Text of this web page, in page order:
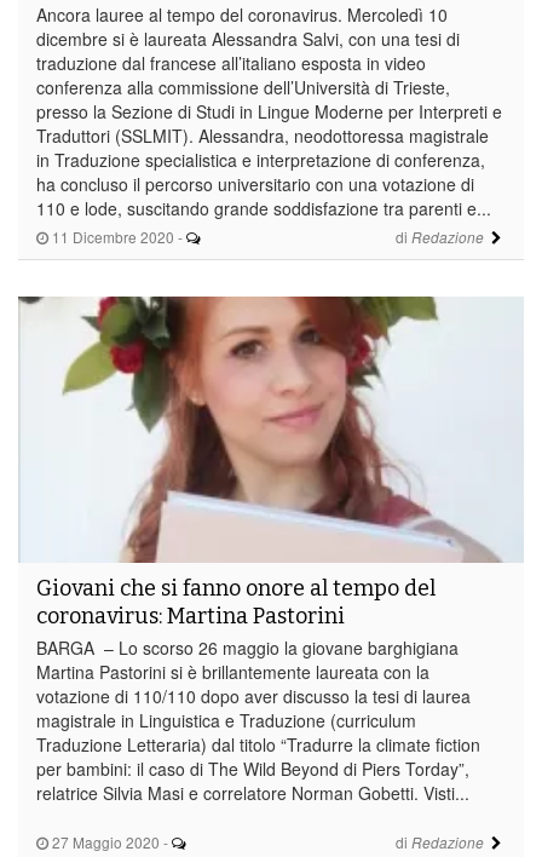
11 Dicembre 2020 - di Redazione
Ancora lauree al tempo del coronavirus. Mercoledì 10
dicembre si è laureata Alessandra Salvi, con una tesi di
traduzione dal francese all’italiano esposta in video
conferenza alla commissione dell’Università di Trieste,
presso la Sezione di Studi in Lingue Moderne per Interpreti e
Traduttori (SSLMIT). Alessandra, neodottoressa magistrale
in Traduzione specialistica e interpretazione di conferenza,
ha concluso il percorso universitario con una votazione di
110 e lode, suscitando grande soddisfazione tra parenti e...
27 Maggio 2020 - di Redazione
Giovani che si fanno onore al tempo del
coronavirus: Martina Pastorini
BARGA – Lo scorso 26 maggio la giovane barghigiana
Martina Pastorini si è brillantemente laureata con la
votazione di 110/110 dopo aver discusso la tesi di laurea
magistrale in Linguistica e Traduzione (curriculum
Traduzione Letteraria) dal titolo “Tradurre la climate fiction
per bambini: il caso di The Wild Beyond di Piers Torday”,
relatrice Silvia Masi e correlatore Norman Gobetti. Visti...